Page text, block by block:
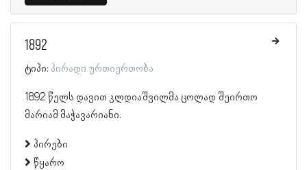
1892
ტიპი: პირადი ურთიერთობა
1892 წელს დავით კლდიაშვილმა ცოლად შეირთო
მარიამ მაჭავარიანი.
პირები
წყარო